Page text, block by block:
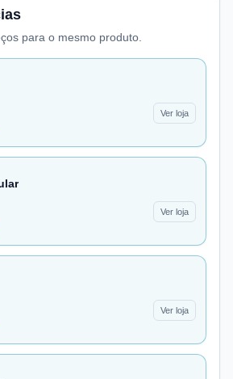
para o mesmo produto.
Ver loja
Ver loja
Ver loja